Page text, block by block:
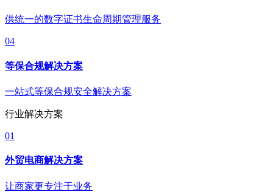
供统一的数字证书生命周期管理服务
04
等保合规解决方案
一站式等保合规安全解决方案
行业解决方案
01
外贸电商解决方案
让商家更专注于业务